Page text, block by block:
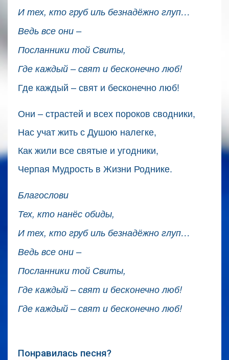
И тех, кто грубиль безнадёжно глуп…
Ведь все они –
Посланники той Свиты,
Где каждый – свят и бесконечно люб!
Где каждый – свят и бесконечно люб!
Они – страстей и всех пороков сводники,
Нас учат жить с Душою налегке,
Как жили все святые и угодники,
Черпая Мудрость в Жизни Роднике.
Благослови
Тех, кто нанёс обиды,
И тех, кто грубиль безнадёжно глуп…
Ведь все они –
Посланники той Свиты,
Где каждый – свят и бесконечно люб!
Где каждый – свят и бесконечно люб!
Понравилась песня?